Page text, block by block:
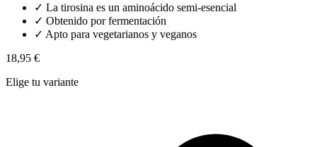
✓ La tirosina es un aminoácido semi-esencial
✓ Obtenido por fermentación
✓ Apto para vegetarianos y veganos
18,95 €
Elige tu variante